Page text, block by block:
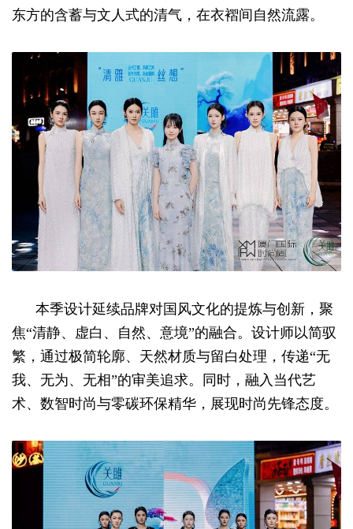
东方的含蓄与文人式的清气，在衣褶间自然流露。
本季设计延续品牌对国风文化的提炼与创新，聚
焦“清静、虚白、自然、意境”的融合。设计师以简驭
繁，通过极简轮廓、天然材质与留白处理，传递“无
我、无为、无相”的审美追求。同时，融入当代艺
术、数智时尚与零碳环保精华，展现时尚先锋态度。